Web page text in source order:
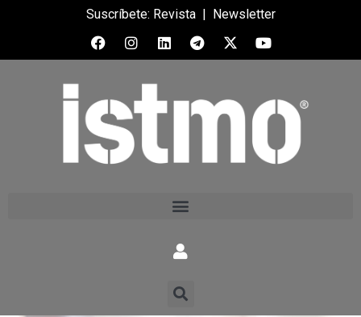
Suscríbete: Revista| Newsletter